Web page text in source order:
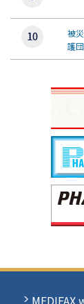
被
護
MEDIFAX